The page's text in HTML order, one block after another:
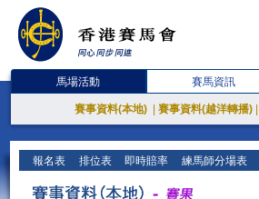
馬場活動 賽馬資訊
賽事資料(本地) 賽事資料(越洋轉播)
報名表 排位表 即時賠率 練馬師分場表